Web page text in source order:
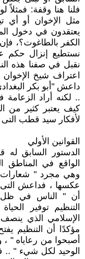
فلنا هنا وقفة:
مثل الإخوان أو أي
يعتقدون في دخول
الكفر بالطاغوت؟،
نستطيع إنزال حكم
نقبل في صفنا هذه
اعتراف شيخ
داعش "أبو بكر
.. لكنه أراد
كيف يعتبر كثير من
لأفكار سيد قطب التى
القوانين الأولي
الدستور السابق
الواقع في المناطق
وهي مجرد " شعارات
عكسها ، فداعش التى
أن " الناس في
التنظيم توفير
الإسلامي الذي
مؤكدًا أن التنظيم
أصبحوا من رعاياه " ،
الوحيد لكل شيء " ..